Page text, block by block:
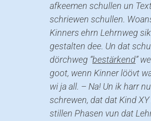
afkeemen schullen un
schriewen schullen.
Kinners ehrn Lehrnweg
gestalten dee. Un dat
dörchweg “bestärkend”
goot, wenn Kinner löövt
wi ja all. – Na! Un ik harr
schrewen, dat dat Kind XY
stillen Phasen vun dat